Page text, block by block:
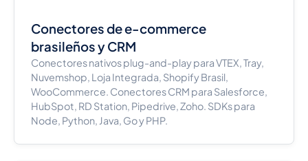
Conectores de e-commerce
brasileños y CRM
Conectores nativos plug-and-play para VTEX, Tray,
Nuvemshop, Loja Integrada, Shopify Brasil,
WooCommerce. Conectores CRM para Salesforce,
HubSpot, RD Station, Pipedrive, Zoho. SDKs para
Node, Python, Java, Go y PHP.